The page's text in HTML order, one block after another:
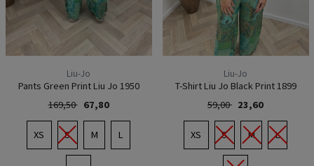
Liu-Jo
Pants Green Print Liu Jo 1950
169,50 67,80
XS S M L
Liu-Jo
T-Shirt Liu Jo Black Print 1899
59,00 23,60
XS S M L